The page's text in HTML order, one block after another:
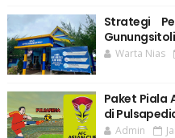
Strategi
Warta Nias
Paket Piala
di
Admin